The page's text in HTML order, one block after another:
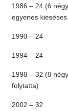
1986 – 24 (6
egyenes
1990 – 24
1994 – 24
1998 – 32 (8
folytatta)
2002 – 32